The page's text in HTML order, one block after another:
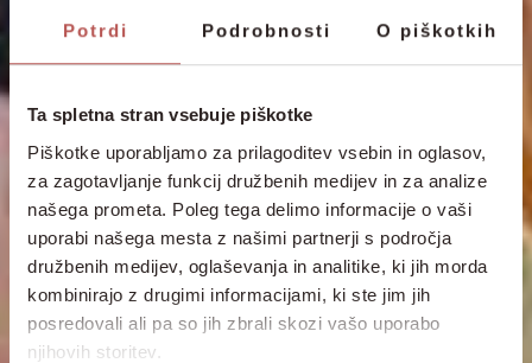
Potrdi Podrobnosti O piškotkih
Ta spletna stran vsebuje piškotke
Piškotke uporabljamo za prilagoditev vsebin in oglasov,
za zagotavljanje funkcij družbenih medijev in za analize
našega prometa. Poleg tega delimo informacije o vaši
uporabi našega mesta z našimi partnerji s področja
družbenih medijev, oglaševanja in analitike, ki jih morda
kombinirajo z drugimi informacijami, ki ste jim jih
posredovali ali pa so jih zbrali skozi vašo uporabo
njihovih storitev.